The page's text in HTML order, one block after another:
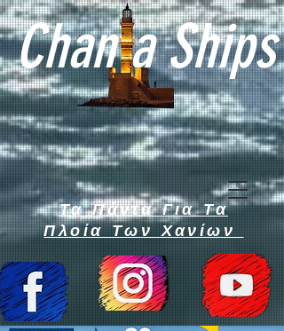
Chan a Ships
Τα Πάντα Για Τα
Πλοία Των Χανίων